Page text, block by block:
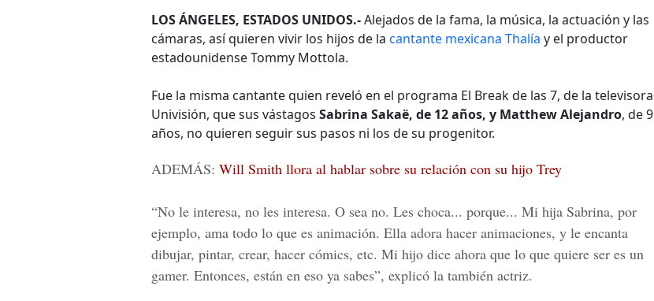
LOS ÁNGELES, ESTADOS UNIDOS.-Alejados de la fama, la música, la actuación y las
cámaras, así quieren vivir los hijos de la cantante mexicana Thalía y el productor
estadounidense Tommy Mottola.
Fue la misma cantante quien reveló en el programa El Break de las 7, de la televisora
Univisión, que sus vástagos Sabrina Sakaë, de 12 años, y Matthew Alejandro, de 9
años, no quieren seguir sus pasos ni los de su progenitor.
ADEMÁS: Will Smith llora al hablar sobre su relación con su hijo Trey
“No le interesa, no les interesa. O sea no. Les choca... porque... Mi hija Sabrina, por
ejemplo, ama todo lo que es animación. Ella adora hacer animaciones, y le encanta
dibujar, pintar, crear, hacer cómics, etc. Mi hijo dice ahora que lo que quiere ser es un
gamer. Entonces, están en eso ya sabes”, explicó la también actriz.